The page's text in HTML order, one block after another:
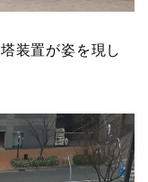
装置が姿を現し